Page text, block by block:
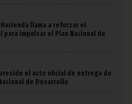
llama a reforzar el
impulsar el Plan Nacional de
el acto oficial de entrega de
de Desarrollo